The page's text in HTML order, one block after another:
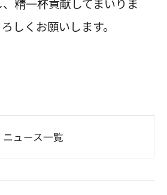
精一杯貢献してまいりま
しくお願いします。
ニュース一覧